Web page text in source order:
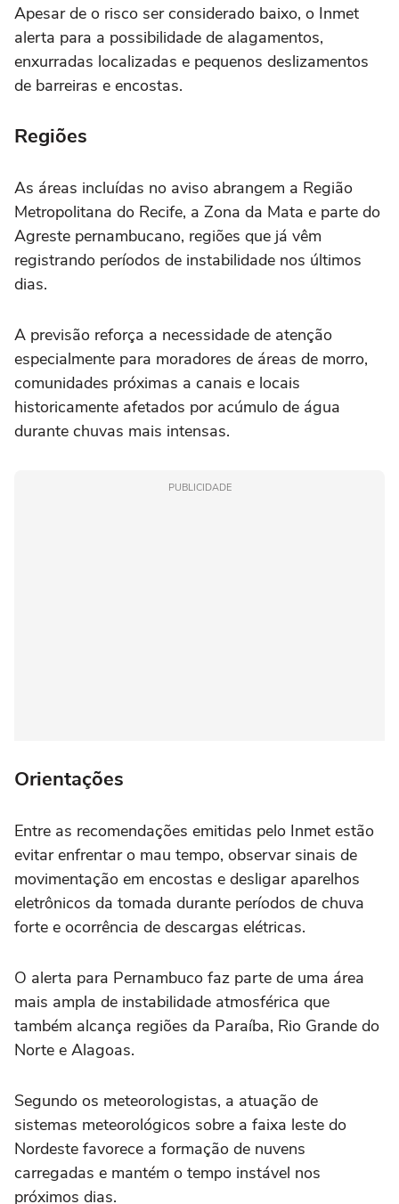
Apesar de o risco ser considerado baixo, o Inmet
alerta para a possibilidade de alagamentos,
enxurradas localizadas e pequenos deslizamentos
de barreiras e encostas.
Regiões
As áreas incluídas no aviso abrangem a Região
Metropolitana do Recife, a Zona da Mata e parte do
Agreste pernambucano, regiões que já vêm
registrando períodos de instabilidade nos últimos
dias.
A previsão reforça a necessidade de atenção
especialmente para moradores de áreas de morro,
comunidades próximas a canais e locais
historicamente afetados por acúmulo de água
durante chuvas mais intensas.
PUBLICIDADE
Orientações
Entre as recomendações emitidas pelo Inmet estão
evitar enfrentar o mau tempo, observar sinais de
movimentação em encostas e desligar aparelhos
eletrônicos da tomada durante períodos de chuva
forte e ocorrência de descargas elétricas.
O alerta para Pernambuco faz parte de uma área
mais ampla de instabilidade atmosférica que
também alcança regiões da Paraíba, Rio Grande do
Norte e Alagoas.
Segundo os meteorologistas, a atuação de
sistemas meteorológicos sobre a faixa leste do
Nordeste favorece a formação de nuvens
carregadas e mantém o tempo instável nos
próximos dias.